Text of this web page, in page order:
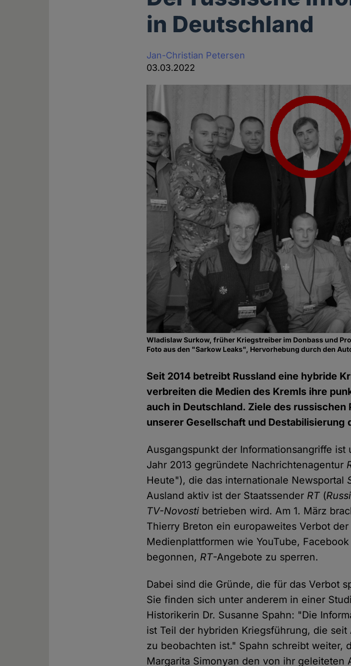
in Deutschland
Jan-Christian Petersen
03.03.2022
Wladislaw Surkow, früher Kriegstreiber im Donbass und
Foto aus den "Sarkow Leaks", Hervorhebung durch den
Seit 2014 betreibt Russland eine hybride
verbreiten die Medien des Kremls ihre
auch in Deutschland. Ziele des russischen
unserer Gesellschaft und Destabilisierung
Ausgangspunkt der Informationsangriffe
Jahr 2013 gegründete Nachrichtenagentur
Heute"), die das internationale Newsportal
Ausland aktiv ist der Staatssender RT (
TV-Novosti betrieben wird. Am 1. März
Thierry Breton ein europaweites Verbot
Medienplattformen wie YouTube,
begonnen, RT-Angebote zu sperren.
Dabei sind die Gründe, die für das Verbot
Sie finden sich unter anderem in einer
Historikerin Dr. Susanne Spahn: "Die
ist Teil der hybriden Kriegsführung, die
zu beobachten ist." Spahn schreibt weiter,
Margarita Simonyan den von ihr geleiteten